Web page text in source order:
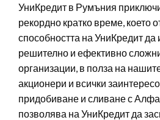
УниКредит в Румъния
рекордно кратко време, което
способността на УниКредит да
решително и ефективно
организации, в полза на
акционери и всички
придобиване и сливане с
позволява на УниКредит да